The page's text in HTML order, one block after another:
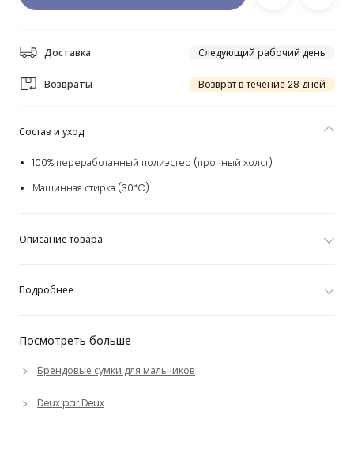
Доставка Следующий рабочий день
Возвраты Возврат в течение 28 дней
Посмотреть больше
Брендовые сумки для мальчиков
Deux par Deux
Состав и уход
100% переработанный полиэстер (прочный холст)
Машинная стирка (30*C)
Описание товара
Подробнее